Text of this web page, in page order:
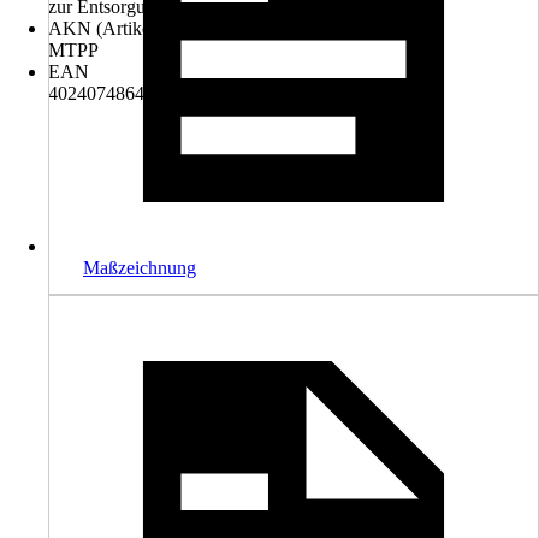
zur Entsorgung.
AKN (Artikelkurznummer)
MTPP
EAN
4024074864845
Maßzeichnung